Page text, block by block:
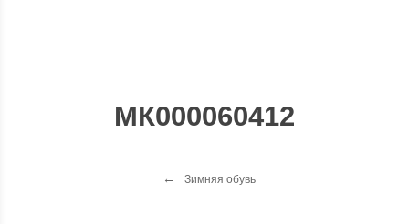
МК000060412
Зимняя обувь